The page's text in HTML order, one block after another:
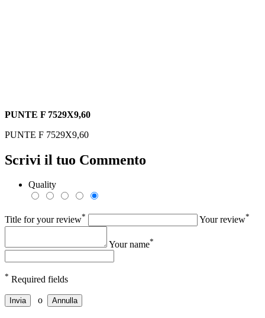
PUNTE F 7529X9,60
PUNTE F 7529X9,60
Scrivi il tuo Commento
Quality
Title for your review* Your review*
Your name*
* Required fields
Invia o Annulla